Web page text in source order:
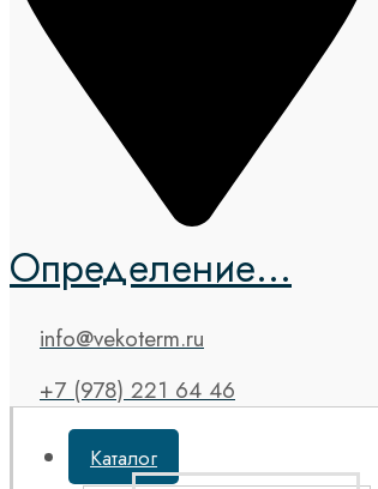
Определение...
info@vekoterm.ru
+7 (978) 221 64 46
Каталог